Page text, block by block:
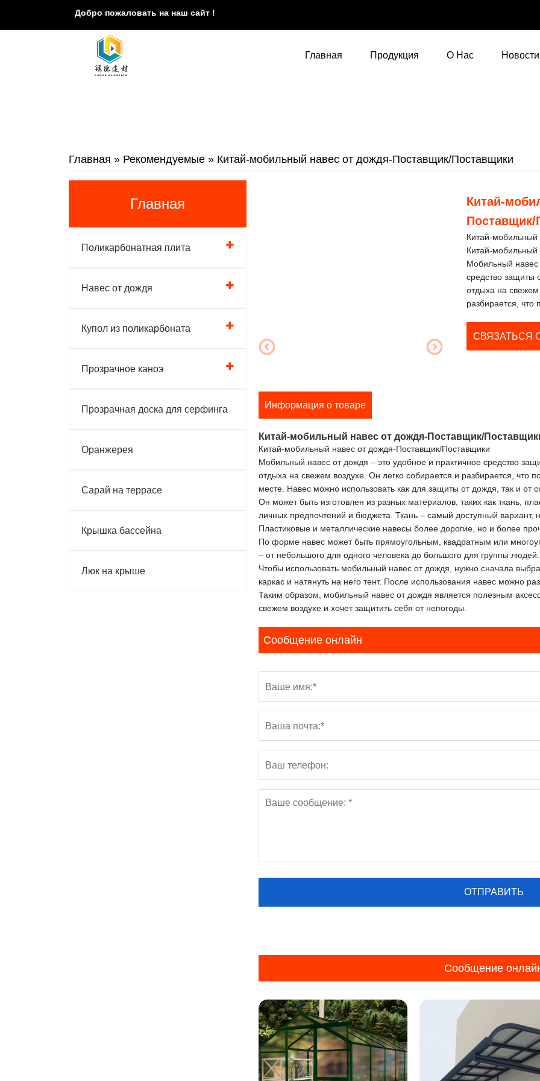
Добро пожаловать на наш сайт !
Главная Продукция О Нас Новости
Главная » Рекомендуемые » Китай-мобильный навес от дождя-Поставщик/Поставщики
Главная
Поликарбонатная плита
Навес от дождя
Купол из поликарбоната
Прозрачное каноэ
Прозрачная доска для серфинга
Оранжерея
Сарай на террасе
Крышка бассейна
Люк на крыше
Китай-
Поставщик/
Китай-
Китай-
Мобильный навес
средство защиты
отдыха на свежем
разбирается, что
СВЯЗАТЬСЯ
Информация о товаре
Китай-мобильный навес от дождя-Поставщик/
Китай-мобильный навес от дождя-Поставщик/Поставщики
Мобильный навес от дождя – это удобное и практичное средство
отдыха на свежем воздухе. Он легко собирается и разбирается, что
месте. Навес можно использовать как для защиты от дождя, так и от
Он может быть изготовлен из разных материалов, таких как ткань,
личных предпочтений и бюджета. Ткань – самый доступный вариант,
Пластиковые и металлические навесы более дорогие, но и более
По форме навес может быть прямоугольным, квадратным или
– от небольшого для одного человека до большого для группы людей.
Чтобы использовать мобильный навес от дождя, нужно сначала
каркас и натянуть на него тент. После использования навес можно
Таким образом, мобильный навес от дождя является полезным
свежем воздухе и хочет защитить себя от непогоды.
Сообщение онлайн
Сообщение